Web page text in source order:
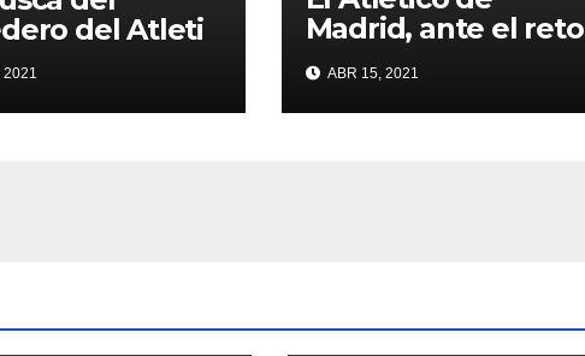
del Atleti
2021
Madrid, ante el reto
de conquistar la liga
ABR 15, 2021